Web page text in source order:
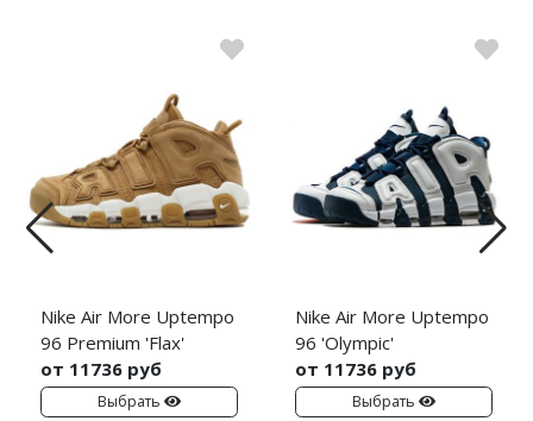
Nike Air More Uptempo
96 Premium 'Flax'
от 11736 руб
Выбрать
Nike Air More Uptempo
96 'Olympic'
от 11736 руб
Выбрать